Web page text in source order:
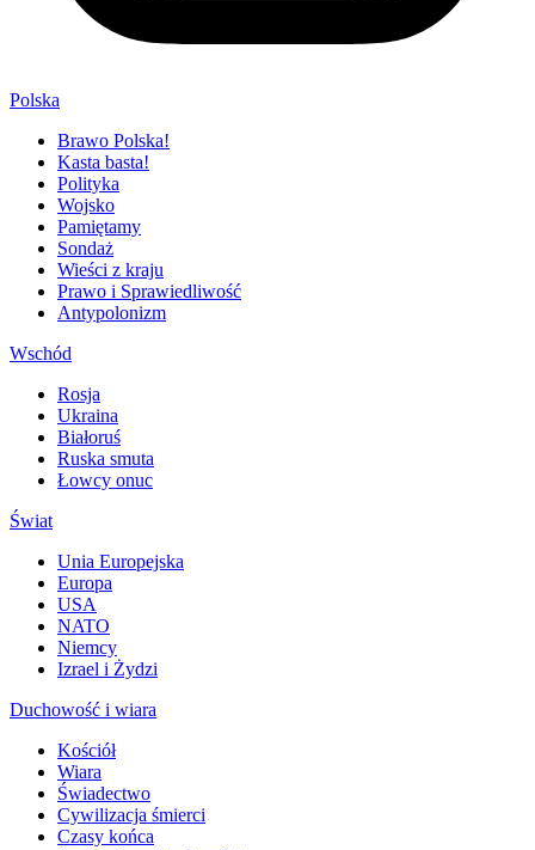
Polska
Brawo Polska!
Kasta basta!
Polityka
Wojsko
Pamiętamy
Sondaż
Wieści z kraju
Prawo i Sprawiedliwość
Antypolonizm
Wschód
Rosja
Ukraina
Białoruś
Ruska smuta
Łowcy onuc
Świat
Unia Europejska
Europa
USA
NATO
Niemcy
Izrael i Żydzi
Duchowość i wiara
Kościół
Wiara
Świadectwo
Cywilizacja śmierci
Czasy końca